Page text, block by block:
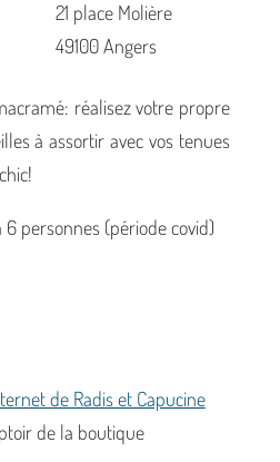
21 place Molière
49100 Angers
réalisez votre propre
à assortir avec vos tenues
6 personnes (période covid)
de Radis et Capucine
de la boutique